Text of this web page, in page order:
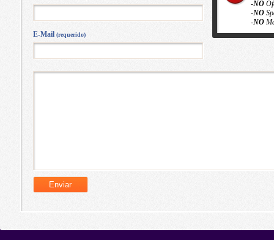
-NO
-NO
-NO
E-Mail (requerido)